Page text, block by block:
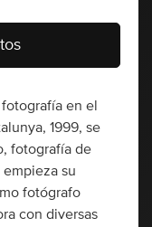
en el
1999, se
fotografía de
su
fotógrafo
con diversas